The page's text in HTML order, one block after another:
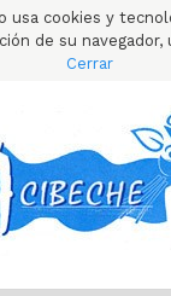
usa cookies y
de su
Cerrar